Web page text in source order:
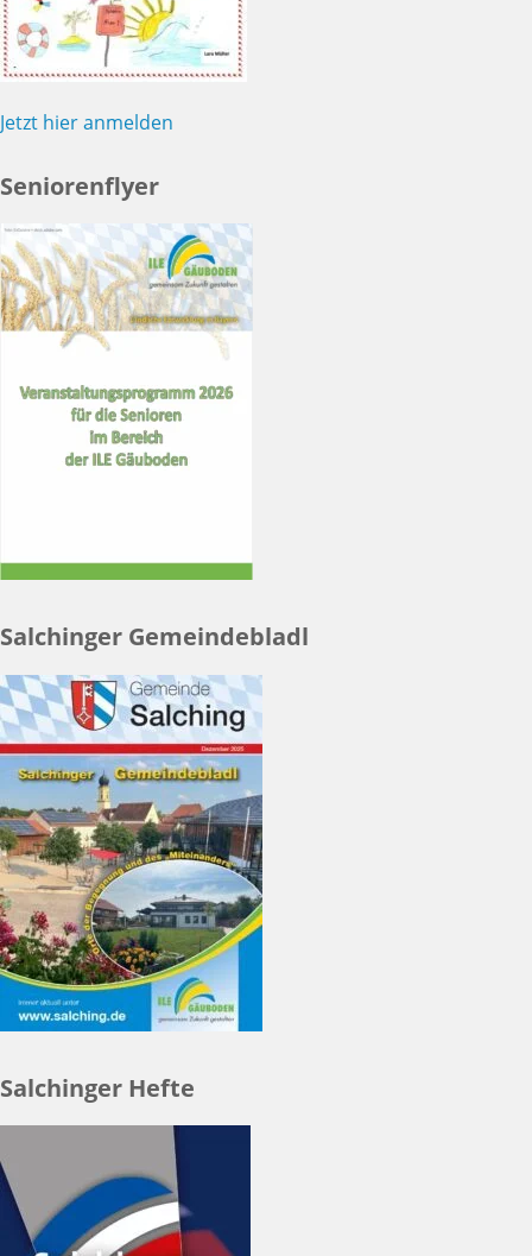
Jetzt hier anmelden
Seniorenflyer
Salchinger Gemeindebladl
Salchinger Hefte